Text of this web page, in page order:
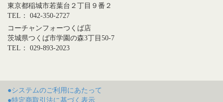
東京都稲城市若葉台２丁目９番２
TEL： 042-350-2727
コーチャンフォーつくば店
茨城県つくば市学園の森3丁目50-7
TEL： 029-893-2023
●システムのご利用にあたって
●特定商取引法に基づく表示